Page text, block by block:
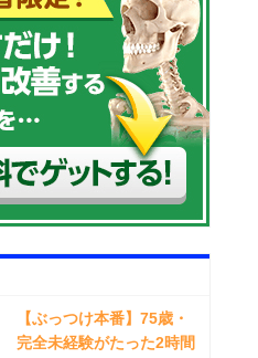
【ぶっつけ本番】75歳・
完全未経験がたった2時間